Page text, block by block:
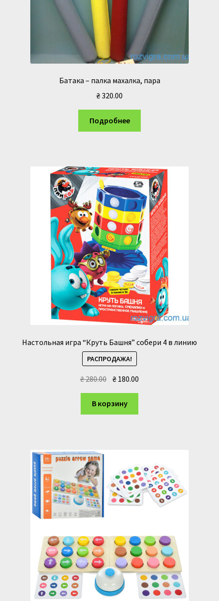
Батака – палка махалка, пара
₴320.00
Подробнее
Настольная игра “Круть Башня” собери 4 в линию
РАСПРОДАЖА!
₴280.00 Первоначальная
составляла
₴ 280.00.
₴ 180.00
В корзину